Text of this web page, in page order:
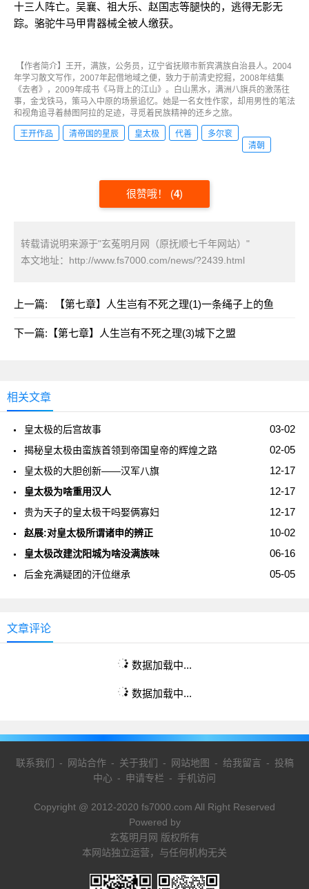
十三人阵亡。吴襄、祖大乐、赵国志等腿快的，逃得无影无
踪。骆驼牛马甲胄器械全被人缴获。
【作者简介】王开，满族，公务员，辽宁省抚顺市新宾满族自治县人。2004
年学习散文写作，2007年起借地域之便，致力于前清史挖掘，2008年结集
《去者》，2009年成书《马背上的江山》。白山黑水，满洲八旗兵的激荡往
事，金戈铁马，策马入中原的场景追忆。她是一名女性作家，却用男性的笔法
和视角追寻着赫图阿拉的足迹，寻觅着民族精神的还乡之旅。
王开作品 清帝国的星辰 皇太极 代善
多尔衮
清朝
很赞哦！ (4)
转载请说明来源于"玄菟明月网（原抚顺七千年网站）"
本文地址： http://www.fs7000.com/news/?2439.html
上一篇: 【第七章】人生岂有不死之理(1)一条绳子上的鱼
下一篇: 【第七章】人生岂有不死之理(3)城下之盟
相关文章
03-02
皇太极的后宫故事
02-05
揭秘皇太极由蛮族首领到帝国皇帝的辉煌之路
12-17
皇太极的大胆创新——汉军八旗
12-17
皇太极为啥重用汉人
12-17
贵为天子的皇太极干吗娶俩寡妇
10-02
赵展:对皇太极所谓诸申的辨正
06-16
皇太极改建沈阳城为啥没满族味
05-05
后金充满疑团的汗位继承
文章评论
数据加载中...
数据加载中...
联系我们 - 网站合作- 关于我们 - 网站地图 - 给我留言 - 投稿
中心 - 申请专栏 - 手机访问
Copyright @ 2012-2020 fs7000.com All Right Reserved
Powered by
玄菟明月网 版权所有
本网站独立运营，与任何机构无关